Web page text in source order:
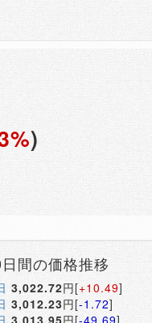
)
間の価格推移
3,022.72円[+10.49]
3,012.23円[-1.72]
3,013.95円[-49.69]